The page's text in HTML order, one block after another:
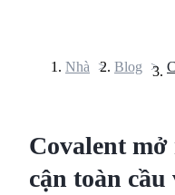
Nhà > Blog >
Covalent
cận toàn